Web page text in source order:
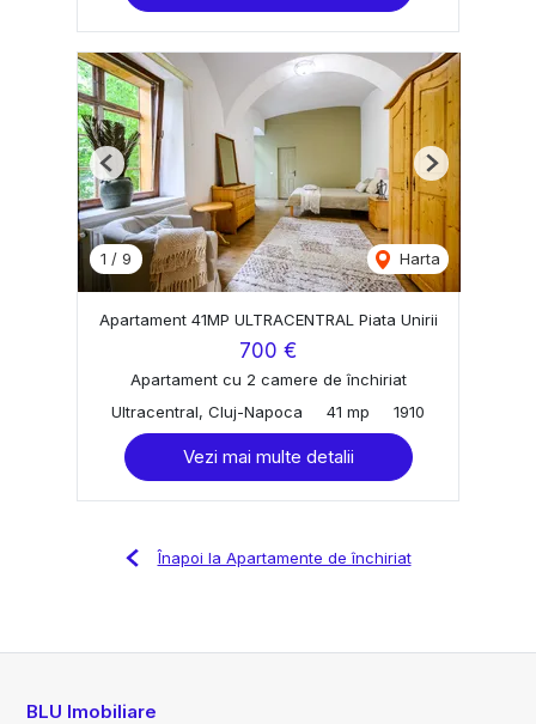
1 / 9 Harta
Previous Next
Apartament 41MP ULTRACENTRAL Piata Unirii
700 €
Apartament cu 2 camere de închiriat
Ultracentral, Cluj-Napoca
41 mp 1910
Vezi mai multe detalii
Înapoi la Apartamente de închiriat
BLU Imobiliare